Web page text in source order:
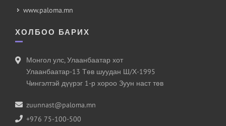
www.paloma.mn
ХОЛБОО БАРИХ
Монгол улс, Улаанбаатар хот
Улаанбаатар-13 Төв шуудан Ш/Х-1995
Чингэлтэй дүүрэг 1-р хороо Зуун наст төв
zuunnast@paloma.mn
+976 75-100-500